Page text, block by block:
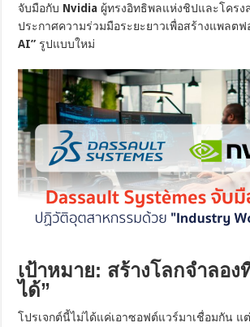
จับมือกับ Nvidia ผู้ทรงอิทธิพลแห่งชิปและโครง
ประกาศความร่วมมือระยะยาวเพื่อสร้างแพลต
AI” รูปแบบใหม่
เป้าหมาย: สร้างโลกจำลอง
ได้”
โปรเจกต์นี้ไม่ได้แค่เอาซอฟต์แวร์มาเชื่อมกัน แ